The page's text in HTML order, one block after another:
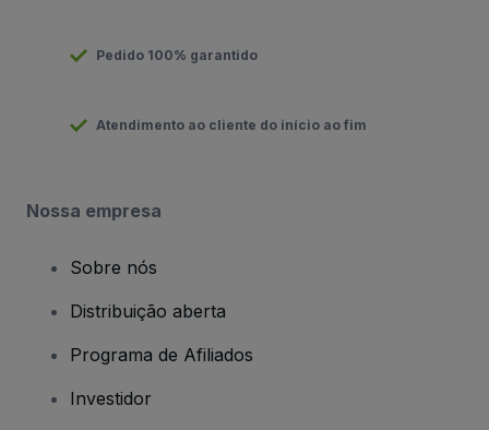
Pedido 100% garantido
Atendimento ao cliente do início ao fim
Nossa empresa
Sobre nós
Distribuição aberta
Programa de Afiliados
Investidor